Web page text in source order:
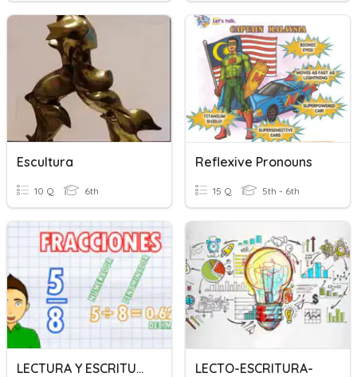
Escultura
10 Q 6th
Reflexive Pronouns
15 Q 5th - 6th
LECTURA Y ESCRITURA DE DECIMALES LECTO-ESCRITURA-